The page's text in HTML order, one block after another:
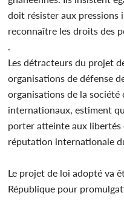
doit résister aux pressions
reconnaître les droits des
.
Les détracteurs du projet
organisations de défense
organisations de la
internationaux, estiment
porter atteinte aux
réputation internationale
Le projet de loi adopté va
République pour